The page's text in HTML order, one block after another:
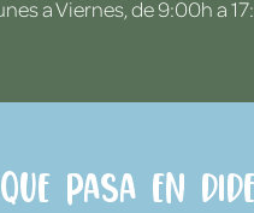
a Viernes, de 9:00h a
pasa en